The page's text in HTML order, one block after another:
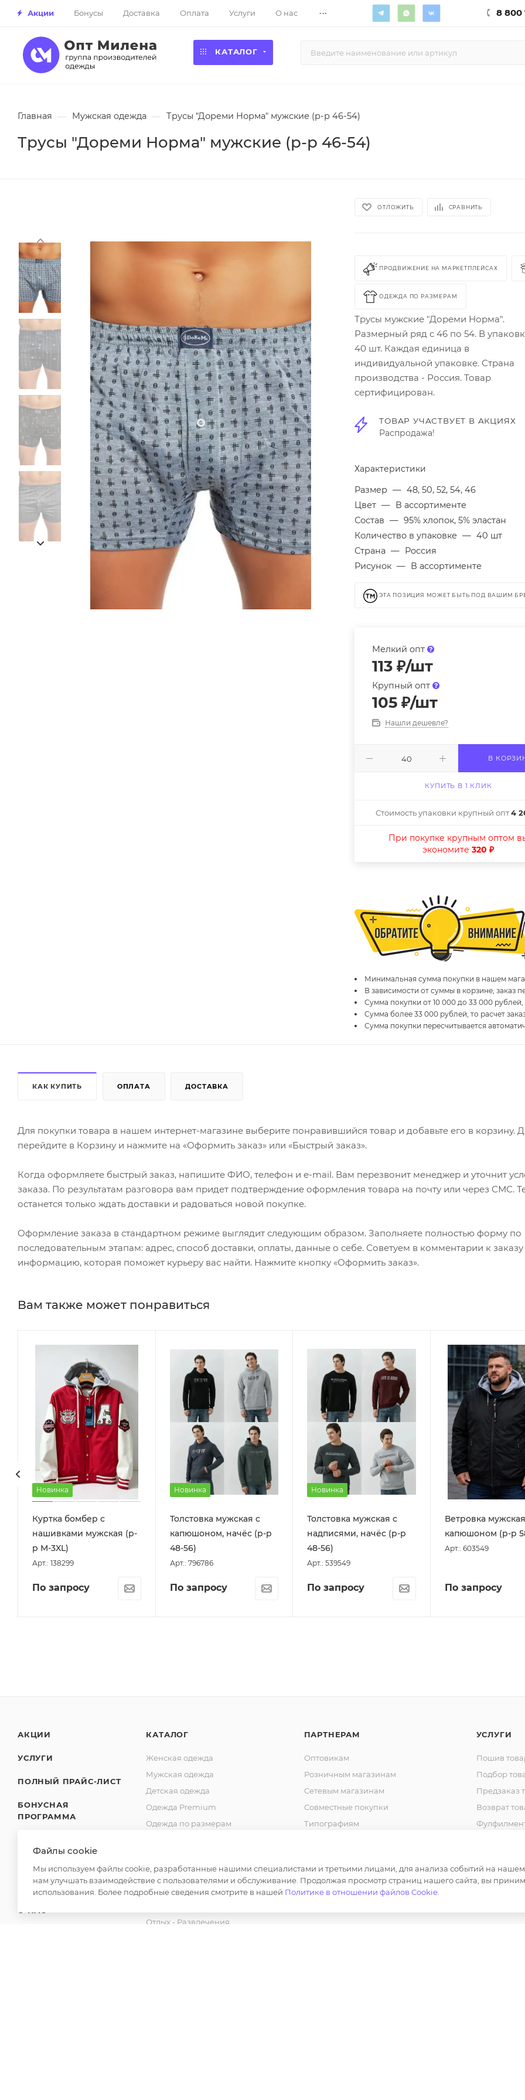
Акции Бонусы Доставка Оплата Услуги О нас ... 8 800
КАТАЛОГ
Главная — Мужская одежда — Трусы "Дореми Норма" мужские (р-р 46-54)
Трусы "Дореми Норма" мужские (р-р 46-54)
ОТЛОЖИТЬ СРАВНИТЬ
ПРОДВИЖЕНИЕ НА МАРКЕТПЛЕЙСАХ
ОДЕЖДА ПО РАЗМЕРАМ
Трусы мужские "Дореми Норма".
Размерный ряд с 46 по 54. В
40 шт. Каждая единица в
индивидуальной упаковке. Страна
производства - Россия. Товар
сертифицирован.
ТОВАР УЧАСТВУЕТ В АКЦИЯХ
Распродажа!
Характеристики
Размер — 48, 50, 52, 54, 46
Цвет — В ассортименте
Состав — 95% хлопок, 5% эластан
Количество в упаковке — 40 шт
Страна — Россия
Рисунок — В ассортименте
ЭТА ПОЗИЦИЯ МОЖЕТ БЫТЬ ПОД ВАШИМ
Мелкий опт
113 ₽/шт
Крупный опт
105 ₽/шт
Нашли дешевле?
В
КУПИТЬ В 1 КЛИК
Стоимость упаковки крупный опт4
При покупке крупным оптом
экономите320 ₽
Минимальная сумма покупки в нашем
В зависимости от суммы в корзине, заказ
Сумма покупки от 10 000 до 33 000 рублей,
Сумма более 33 000 рублей, то расчет
Сумма покупки пересчитывается
КАК КУПИТЬ ОПЛАТА ДОСТАВКА
Для покупки товара в нашем интернет-магазине выберите понравившийся товар и добавьте его в корзину.
перейдите в Корзину и нажмите на «Оформить заказ» или «Быстрый заказ».
Когда оформляете быстрый заказ, напишите ФИО, телефон и e-mail. Вам перезвонит менеджер и уточнит
заказа. По результатам разговора вам придет подтверждение оформления товара на почту или через СМС.
останется только ждать доставки и радоваться новой покупке.
Оформление заказа в стандартном режиме выглядит следующим образом. Заполняете полностью форму по
последовательным этапам: адрес, способ доставки, оплаты, данные о себе. Советуем в комментарии к заказу
информацию, которая поможет курьеру вас найти. Нажмите кнопку «Оформить заказ».
Вам также может понравиться
Новинка
Куртка бомбер с
нашивками мужская (р-
р M-3XL)
Арт.: 138299
По запросу
Новинка
Толстовка мужская с
капюшоном, начёс (р-р
48-56)
Арт.: 796786
По запросу
Новинка
Толстовка мужская с
надписями, начёс (р-р
48-56)
Арт.: 539549
По запросу
Ветровка
капюшоном (р-р
Арт.: 603549
По запросу
АКЦИИ
УСЛУГИ
ПОЛНЫЙ ПРАЙС-ЛИСТ
БОНУСНАЯ
ПРОГРАММА
ОПЛАТА
О НАС
КАТАЛОГ
Женская одежда
Мужская одежда
Детская одежда
Одежда Premium
Одежда по размерам
Спецодежда
Товары для бани
Отдых - Развлечения
ПАРТНЕРАМ
Оптовикам
Розничным магазинам
Сетевым магазинам
Совместные покупки
Типографиям
Сотрудничество
УСЛУГИ
Пошив
Подбор
Предзаказ
Возврат
Файлы cookie
Мы используем файлы cookie, разработанные нашими специалистами и третьими лицами, для анализа событий на нашем
нам улучшать взаимодействие с пользователями и обслуживание. Продолжая просмотр страниц нашего сайта, вы
использования. Более подробные сведения смотрите в нашей Политике в отношении файлов Cookie